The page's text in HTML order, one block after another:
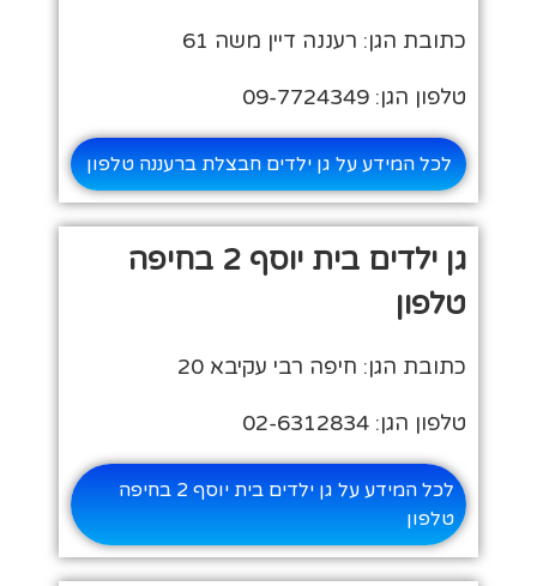
כתובת הגן: רעננה דיין משה 61
טלפון הגן: 09-7724349
לכל המידע על גן ילדים חבצלת ברעננה טלפון
גן ילדים בית יוסף 2 בחיפה
טלפון
כתובת הגן: חיפה רבי עקיבא 20
טלפון הגן: 02-6312834
לכל המידע על גן ילדים בית יוסף 2 בחיפה
טלפון